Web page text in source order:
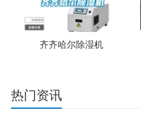
齐齐哈尔除湿机
热门资讯